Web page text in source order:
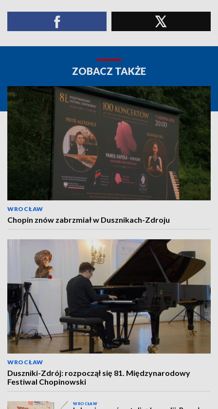
ZOBACZ TAKŻE
WROCŁAW
Chopin znów zabrzmiał w Dusznikach-Zdroju
WROCŁAW
Duszniki-Zdrój: rozpoczął się 81. Międzynarodowy
Festiwal Chopinowski
WROCŁAW